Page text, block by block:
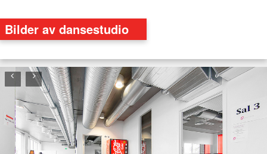
Bilder av dansestudio